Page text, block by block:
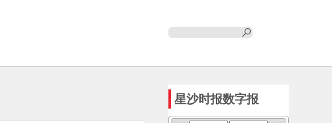
星沙时报数字报